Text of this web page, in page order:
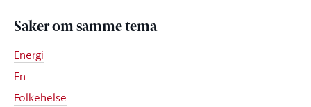
Saker om samme tema
Energi
Fn
Folkehelse